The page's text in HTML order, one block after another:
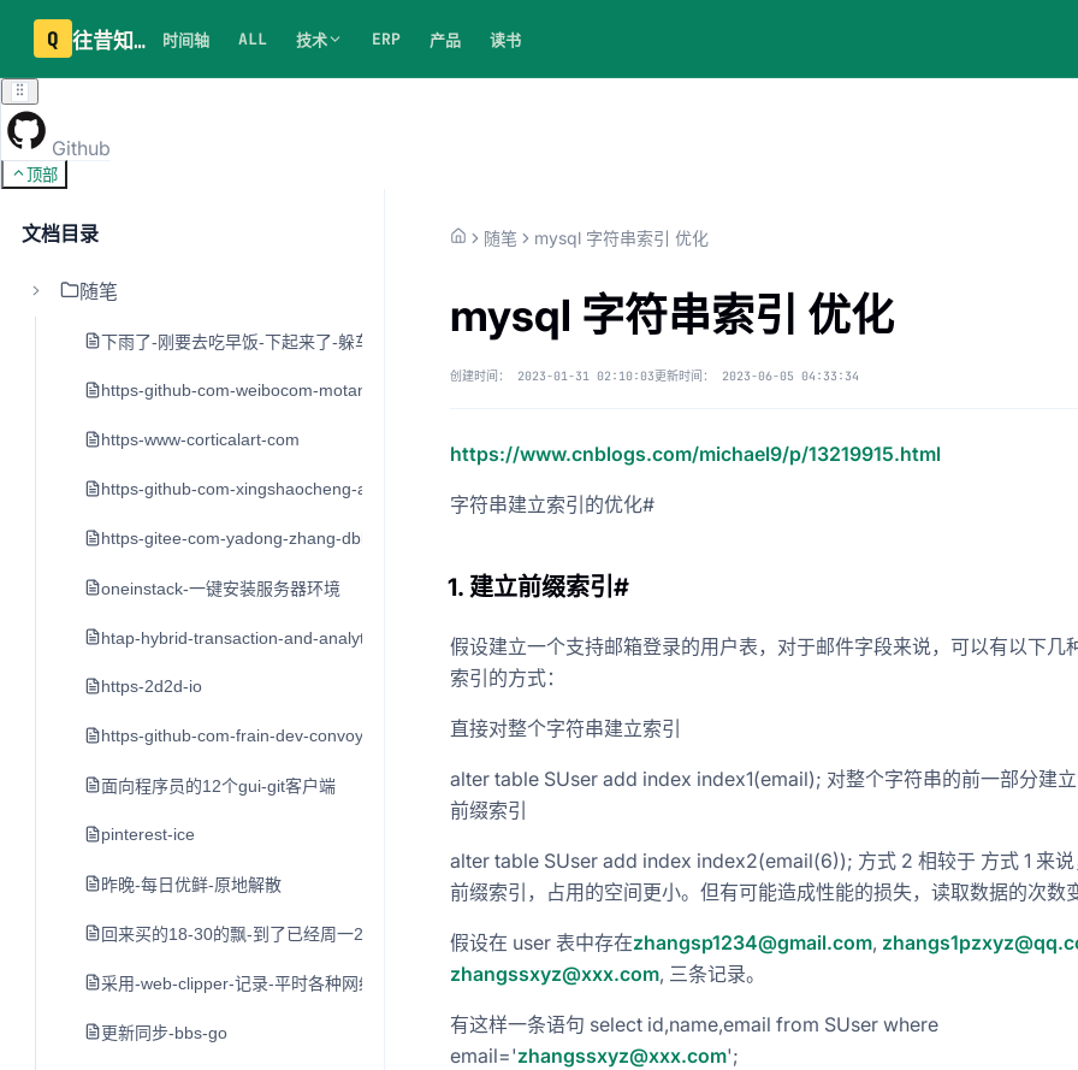
Q 往昔知识库 时间轴 ALL 技术 ERP 产品 读书
Github
顶部
文档目录
随笔
下雨了-刚要去吃早饭-下起来了-躲车里20分钟
https-github-com-weibocom-motan
https-www-corticalart-com
https-github-com-xingshaocheng-architect-awesome
https-gitee-com-yadong-zhang-dblog
oneinstack-一键安装服务器环境
htap-hybrid-transaction-and-analytical-processing-混合事务和分析处理
https-2d2d-io
https-github-com-frain-dev-convoy
面向程序员的12个gui-git客户端
pinterest-ice
昨晚-每日优鲜-原地解散
回来买的18-30的飘-到了已经周一2点了-打车到家不到3点
采用-web-clipper-记录-平时各种网络平台的-好文章-值得记录的事件-web网址-图书-电影等
更新同步-bbs-go
随笔 mysql 字符串索引 优化
mysql 字符串索引 优化
创建时间： 2023-01-31 02:10:03更新时间： 2023-06-05 04:33:34
https://www.cnblogs.com/michael9/p/13219915.html
字符串建立索引的优化#
1. 建立前缀索引#
假设建立一个支持邮箱登录的用户表，对于邮件字段来说，可以有以下几
索引的方式：
直接对整个字符串建立索引
alter table SUser add index index1(email); 对整个字符串的前一部分建
前缀索引
alter table SUser add index index2(email(6)); 方式 2 相较于 方式 1 来说
前缀索引，占用的空间更小。但有可能造成性能的损失，读取数据的次数
假设在 user 表中存在zhangsp1234@gmail.com,
zhangssxyz@xxx.com, 三条记录。
有这样一条语句 select id,name,email from SUser where
email='zhangssxyz@xxx.com';